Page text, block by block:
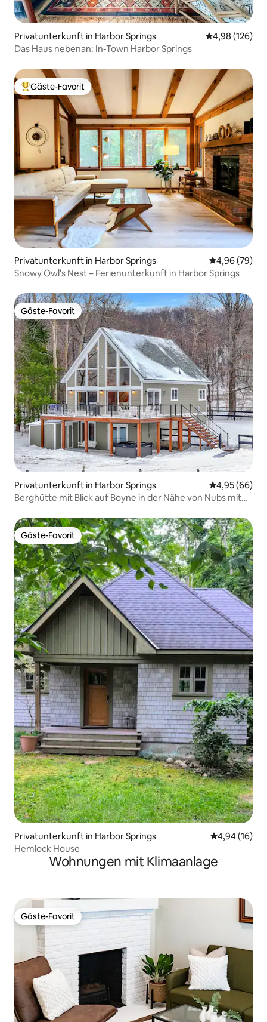
Privatunterkunft in Harbor Springs
4,98 (126)
Das Haus nebenan: In-Town Harbor Springs
Beliebter Gäste-Favorit.
Gäste-Favorit
Privatunterkunft in Harbor Springs
4,96 (79)
Snowy Owl's Nest – Ferienunterkunft in Harbor Springs
Gäste-Favorit
Gäste-Favorit
Privatunterkunft in Harbor Springs
4,95 (66)
Berghütte mit Blick auf Boyne in der Nähe von Nubs mit
Gäste-Favorit
Gäste-Favorit
Privatunterkunft in Harbor Springs
4,94 (16)
Hemlock House
Wohnungen mit Klimaanlage
Gäste-Favorit
Gäste-Favorit